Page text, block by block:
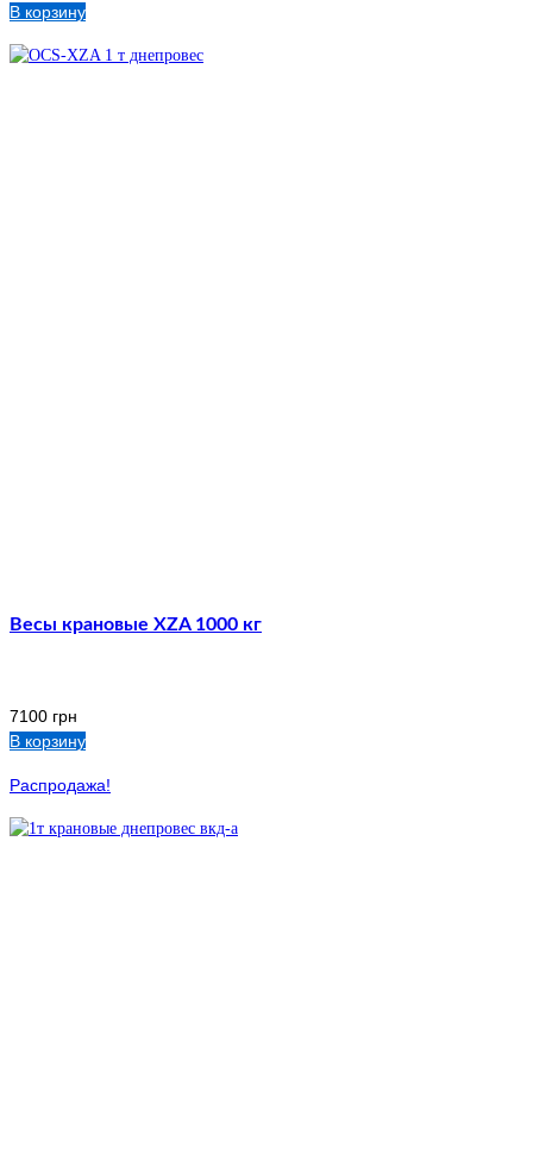
В корзину
Весы крановые XZA 1000 кг
7100 грн
В корзину
Распродажа!